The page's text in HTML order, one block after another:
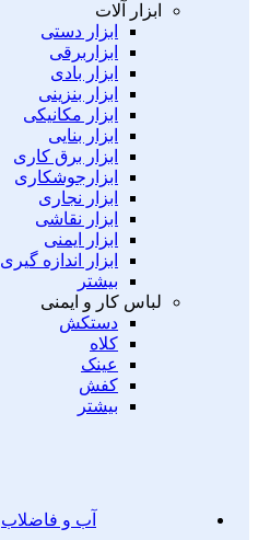
ابزار آلات
ابزار دستی
ابزاربرقی
ابزار بادی
ابزار بنزینی
ابزار مکانیکی
ابزار بنایی
ابزار برق کاری
ابزارجوشکاری
ابزار نجاری
ابزار نقاشی
ابزار ایمنی
ابزار اندازه گیری
بیشتر
لباس کار و ایمنی
دستکش
کلاه
عینک
کفش
بیشتر
آب و فاضلاب